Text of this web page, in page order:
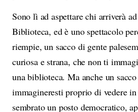
Sono lì ad aspettare chi arriverà
Biblioteca, ed è uno spettacolo
riempie, un sacco di gente
curiosa e strana, che non ti
una biblioteca. Ma anche un
immagineresti proprio di vedere
sembrato un posto democratico,